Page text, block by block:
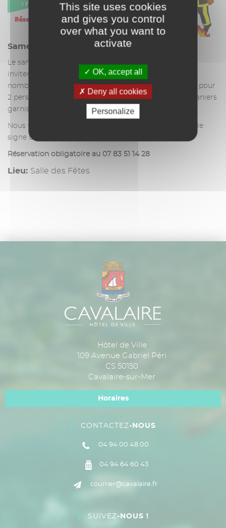
Samedi 26 octobre 2024
Le samedi 26 octobre, les pompiers de Cavalaire vous
invitent à leur grand loto, à partir de 18 heures. De
nombreux lots exceptionnels sont à gagner : croisière pour
2 personnes, trotinette électrique, électroménager, paniers
garnis, et bien plus encore !
Nous vous attendons nombreux pour une soirée sous le
signe de la chance et de la solidarité !
Réservation obligatoire au 07 83 51 14 28
Lieu: Salle des Fêtes
Hôtel de Ville
109 Avenue Gabriel Péri
CS 50150
Cavalaire-sur-Mer
Horaires
CONTACTEZ-NOUS
04 94 00 48 00
04 94 64 60 43
courrier@cavalaire.fr
SUIVEZ-NOUS !
This site uses cookies
and gives you control
over what you want to
activate
OK, accept all
Deny all cookies
Personalize